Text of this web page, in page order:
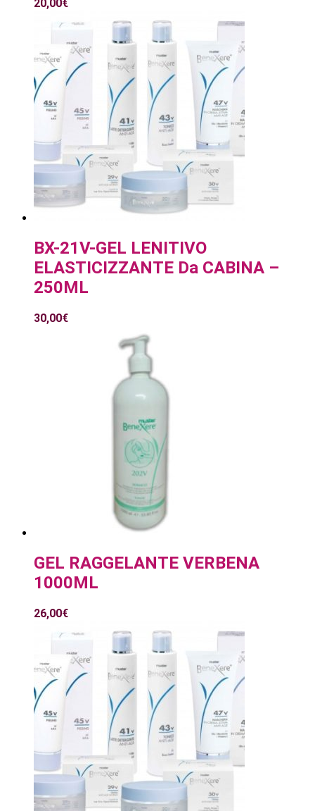
20,00€
BX-21V-GEL LENITIVO
ELASTICIZZANTE Da CABINA –
250ML
30,00€
GEL RAGGELANTE VERBENA
1000ML
26,00€